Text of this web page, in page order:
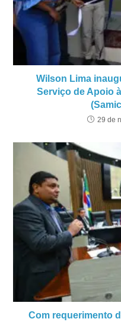
Wilson Lima
Serviço de Apoio
29 de
Com requerimento